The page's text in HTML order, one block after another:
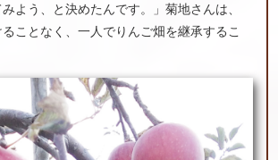
よう、と決めたんです。」菊地さんは、
ことなく、一人でりんご畑を継承するこ